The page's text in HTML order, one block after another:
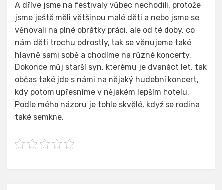
A dříve jsme na festivaly vůbec nechodili, protože
jsme ještě měli většinou malé děti a nebo jsme se
věnovali na plné obrátky práci, ale od té doby, co
nám děti trochu odrostly, tak se věnujeme také
hlavně sami sobě a chodíme na různé koncerty.
Dokonce můj starší syn, kterému je dvanáct let, tak
občas také jde s námi na nějaký hudební koncert,
kdy potom upřesníme v nějakém lepším hotelu.
Podle mého názoru je tohle skvělé, když se rodina
také semkne.